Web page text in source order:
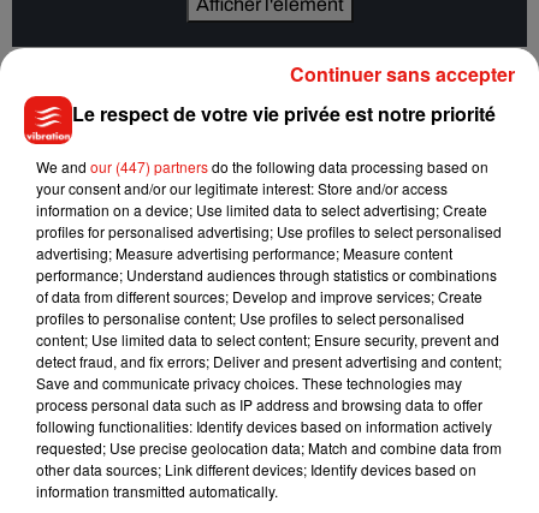
Afficher l'élément
Un "crunch" au Mans prochainement
Inauguré en 2011, le stade portait jusque-là le nom de
MMArena. L’assureur avait en effet signéun contrat de
naming(une première en France là-aussi) mais ne l’apas
renouvelé cette année, alors que l’équipe masculine de
football du Mans est redescendue en division d’honneur
avant de remonter en National.
Stéphane Le Foll a également annoncé que le président de
la fédération française de rugby Bernard Laporte lui avait
Le respect de votre vie privée est notre priorité
We and our (447) partnersdo the following data processing based on
your consent and/or our legitimate interest: Store and/or access
information on a device; Use limited data to select advertising; Create
profiles for personalised advertising; Use profiles to select personalised
advertising; Measure advertising performance; Measure content
performance; Understand audiences through statistics or combinations
of data from different sources; Develop and improve services; Create
profiles to personalise content; Use profiles to select personalised
content; Use limited data to select content; Ensure security, prevent and
detect fraud, and fix errors; Deliver and present advertising and content;
Save and communicate privacy choices. These technologies may
process personal data such as IP address and browsing data to offer
following functionalities: Identify devices based on information actively
requested; Use precise geolocation data; Match and combine data from
other data sources; Link different devices; Identify devices based on
information transmitted automatically.
Continuer sans accepter